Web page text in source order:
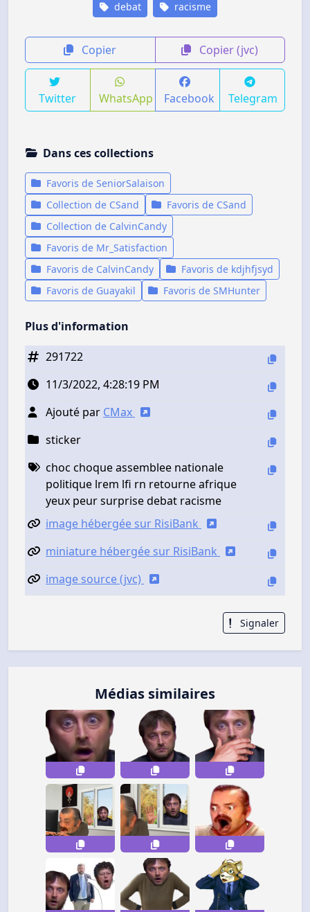
debat racisme
Copier Copier (jvc)
Twitter WhatsApp Facebook Telegram
Dans ces collections
Favoris de SeniorSalaison
Collection de CSand
Favoris de CSand
Collection de CalvinCandy
Favoris de Mr_Satisfaction
Favoris de CalvinCandy
Favoris de kdjhfjsyd
Favoris de Guayakil
Favoris de SMHunter
Plus d'information
291722
11/3/2022, 4:28:19 PM
Ajouté par CMax
sticker
choc choque assemblee nationale
politique lrem lfi rn retourne afrique
yeux peur surprise debat racisme
image hébergée sur RisiBank
miniature hébergée sur RisiBank
image source (jvc)
Signaler
Médias similaires